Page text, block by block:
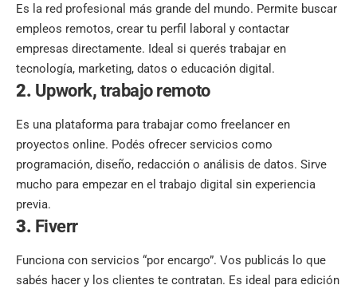
Es la red profesional más grande del mundo. Permite buscar
empleos remotos, crear tu perfil laboral y contactar
empresas directamente. Ideal si querés trabajar en
tecnología, marketing, datos o educación digital.
2. Upwork, trabajo remoto
Es una plataforma para trabajar como freelancer en
proyectos online. Podés ofrecer servicios como
programación, diseño, redacción o análisis de datos. Sirve
mucho para empezar en el trabajo digital sin experiencia
previa.
3. Fiverr
Funciona con servicios “por encargo”. Vos publicás lo que
sabés hacer y los clientes te contratan. Es ideal para edición